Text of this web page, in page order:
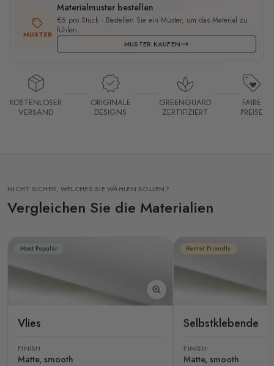
MUSTER
Materialmuster bestellen
€6 pro Stück · Bestellen Sie ein Muster, um das Material zu
fühlen.
MUSTER KAUFEN
KOSTENLOSER
VERSAND
ORIGINALE
DESIGNS
GREENGUARD
ZERTIFIZIERT
FAIRE
PREISE
NICHT SICHER, WELCHES SIE WÄHLEN SOLLEN?
Vergleichen Sie die Materialien
Most Popular
Vlies
FINISH
Matte, smooth
Renter Friendly
Selbstklebende
FINISH
Matte, smooth